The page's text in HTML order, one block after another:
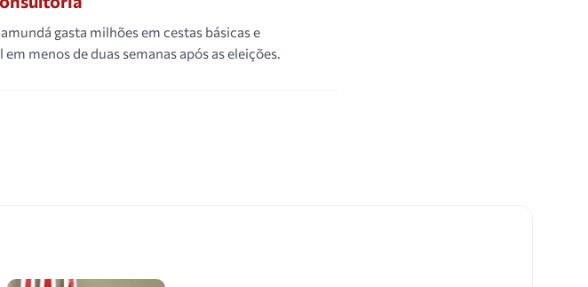
gasta milhões em cestas básicas e
menos de duas semanas após as eleições.